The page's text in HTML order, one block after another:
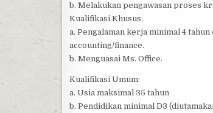
b. Melakukan pengawasan proses
Kualifikasi Khusus:
a. Pengalaman kerja minimal 4
accounting/finance.
b. Menguasai Ms. Office.
Kualifikasi Umum:
a. Usia maksimal 35 tahun
b. Pendidikan minimal D3